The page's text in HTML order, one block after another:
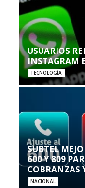
USUARIOS
INSTAGRAM
TECNOLOGÍA
SUBTEL
600 Y 809
COBRANZAS
NACIONAL